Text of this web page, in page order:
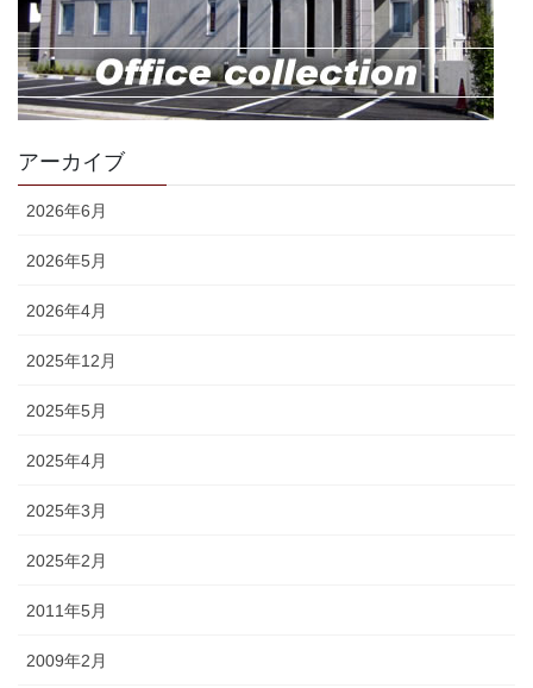
アーカイブ
2026年6月
2026年5月
2026年4月
2025年12月
2025年5月
2025年4月
2025年3月
2025年2月
2011年5月
2009年2月